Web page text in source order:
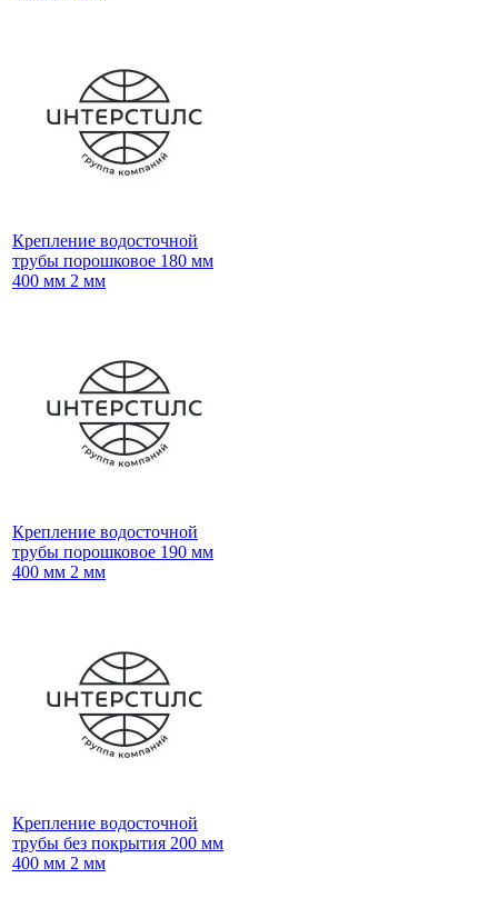
Крепление водосточной
трубы порошковое 180 мм
400 мм 2 мм
Крепление водосточной
трубы порошковое 190 мм
400 мм 2 мм
Крепление водосточной
трубы без покрытия 200 мм
400 мм 2 мм